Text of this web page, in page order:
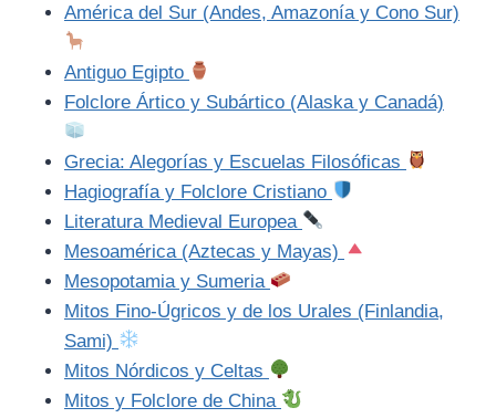
América del Sur (Andes, Amazonía y Cono Sur)
Antiguo Egipto
Folclore Ártico y Subártico (Alaska y Canadá)
Grecia: Alegorías y Escuelas Filosóficas
Hagiografía y Folclore Cristiano
Literatura Medieval Europea
Mesoamérica (Aztecas y Mayas)
Mesopotamia y Sumeria
Mitos Fino-Úgricos y de los Urales (Finlandia,
Sami)
Mitos Nórdicos y Celtas
Mitos y Folclore de China